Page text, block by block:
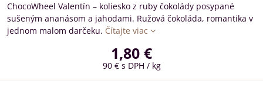
ChocoWheel Valentín – koliesko z ruby čokolády posypané
sušeným ananásom a jahodami. Ružová čokoláda, romantika v
jednom malom darčeku. Čítajte viac
1,80 €
90 € s DPH / kg